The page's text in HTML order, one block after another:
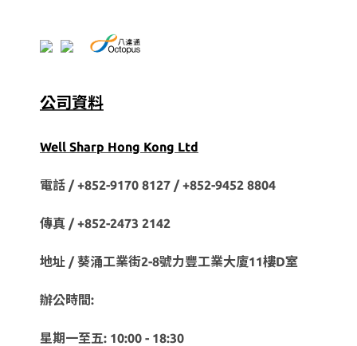
公司資料
Well Sharp Hong Kong Ltd
電話 / +852-9170 8127 /+852-9452 8804
傳真 / +852-2473 2142
地址 / 葵涌工業街2-8號力豐工業大廈11樓D室
辦公時間:
星期一至五: 10:00 - 18:30